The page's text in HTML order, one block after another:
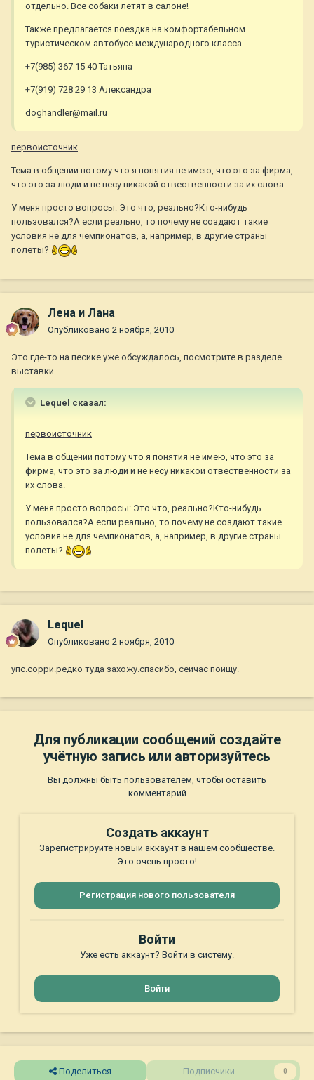
отдельно. Все собаки летят в салоне!
Также предлагается поездка на комфортабельном
туристическом автобусе международного класса.
+7(985) 367 15 40 Татьяна
+7(919) 728 29 13 Александра
doghandler@mail.ru
первоисточник
Тема в общении потому что я понятия не имею, что это за фирма,
что это за люди и не несу никакой отвественности за их слова.
У меня просто вопросы: Это что, реально?Кто-нибудь
пользовался?А если реально, то почему не создают такие
условия не для чемпионатов, а, например, в другие страны
полеты?
Лена и Лана
Опубликовано 2 ноября, 2010
Это где-то на песике уже обсуждалось, посмотрите в разделе
выставки
Lequel сказал:
первоисточник
Тема в общении потому что я понятия не имею, что это за
фирма, что это за люди и не несу никакой отвественности за
их слова.
У меня просто вопросы: Это что, реально?Кто-нибудь
пользовался?А если реально, то почему не создают такие
условия не для чемпионатов, а, например, в другие страны
полеты?
Lequel
Опубликовано 2 ноября, 2010
упс.сорри.редко туда захожу.спасибо, сейчас поищу.
Для публикации сообщений создайте
учётную запись или авторизуйтесь
Вы должны быть пользователем, чтобы оставить
комментарий
Создать аккаунт
Зарегистрируйте новый аккаунт в нашем сообществе.
Это очень просто!
Регистрация нового пользователя
Войти
Уже есть аккаунт? Войти в систему.
Войти
Поделиться Подписчики 0